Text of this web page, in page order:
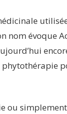
nom évoque
phytothérapie
ou